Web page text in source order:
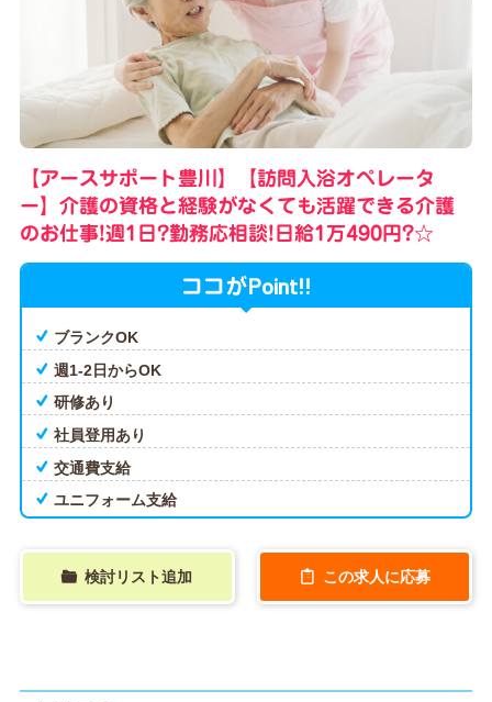
【アースサポート豊川】【訪問入浴オペレータ
ー】介護の資格と経験がなくても活躍できる介護
のお仕事!週1日?勤務応相談!日給1万490円?☆
ココがPoint!!
ブランクOK
週1-2日からOK
研修あり
社員登用あり
交通費支給
ユニフォーム支給
検討リスト追加 この求人に応募